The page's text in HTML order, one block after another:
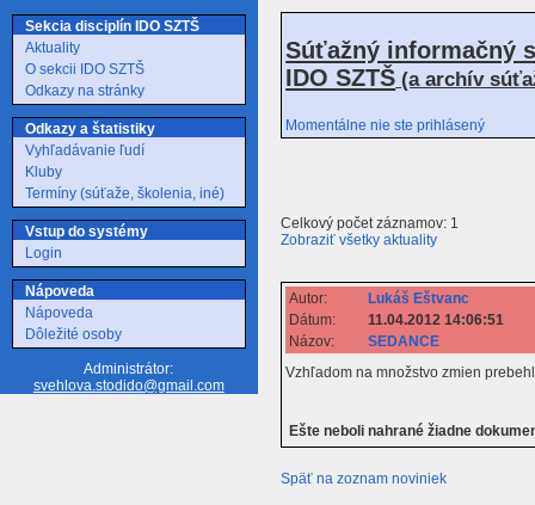
Sekcia disciplín IDO SZTŠ
Aktuality
O sekcii IDO SZTŠ
Odkazy na stránky
Odkazy a štatistiky
Vyhľadávanie ľudí
Kluby
Termíny (súťaže, školenia, iné)
Vstup do systémy
Login
Nápoveda
Nápoveda
Dôležité osoby
Administrátor:
svehlova.stodido@gmail.com
Súťažný informačný
IDO SZTŠ (a archív
Momentálne nie ste prihlásený
Celkový počet záznamov: 1
Zobraziť všetky aktuality
Autor:
Lukáš Eštvanc
Dátum:
11.04.2012 14:06:51
Názov:
SEDANCE
Vzhľadom na množstvo zmien
Ešte neboli nahrané žiadne
Späť na zoznam noviniek